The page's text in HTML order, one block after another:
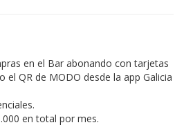
en el Bar abonando con tarjetas
el QR de MODO desde la app Galicia
en total por mes.